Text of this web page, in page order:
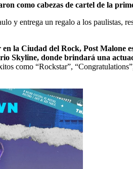
como cabezas de cartel de la
y entrega un regalo a los paulistas,
la Ciudad del Rock, Post Malone
Skyline, donde brindará una
como “Rockstar”,